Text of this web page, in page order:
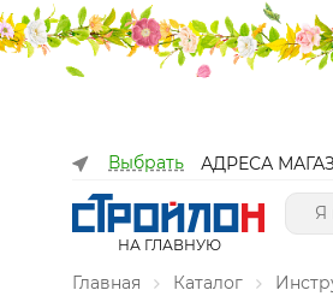
Выбрать АДРЕСА
НА ГЛАВНУЮ
Главная Каталог